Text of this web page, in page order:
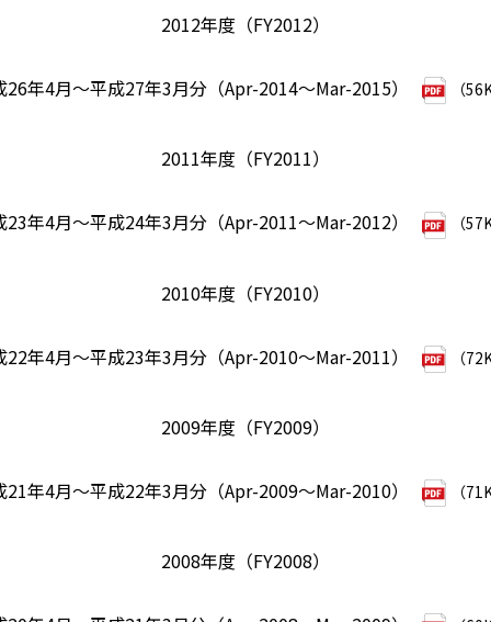
2012年度（FY2012）
26年4月～平成27年3月分（Apr-2014～Mar-2015） （
2011年度（FY2011）
23年4月～平成24年3月分（Apr-2011～Mar-2012） （
2010年度（FY2010）
22年4月～平成23年3月分（Apr-2010～Mar-2011） （
2009年度（FY2009）
21年4月～平成22年3月分（Apr-2009～Mar-2010） （
2008年度（FY2008）